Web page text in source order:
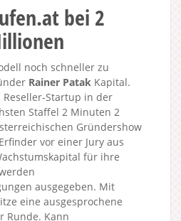
bei 2
noch schneller zu
Rainer Patak Kapital.
Startup in der
Staffel 2 Minuten 2
Gründershow
vor einer Jury aus
für ihre
ausgegeben. Mit
eine ausgesprochene
Runde. Kann